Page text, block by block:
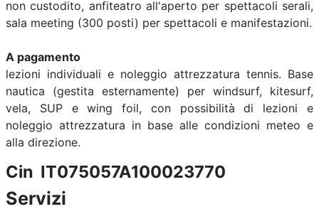
non custodito, anfiteatro all'aperto per spettacoli serali,
sala meeting (300 posti) per spettacoli e manifestazioni.
A pagamento
lezioni individuali e noleggio attrezzatura tennis. Base
nautica (gestita esternamente) per windsurf, kitesurf,
vela, SUP e wing foil, con possibilità di lezioni e
noleggio attrezzatura in base alle condizioni meteo e
alla direzione.
Cin IT075057A100023770
Servizi